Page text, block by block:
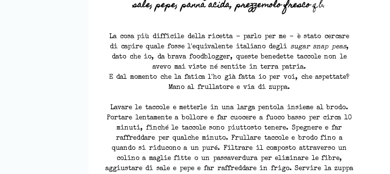
sale, pepe, panna acida, prezzemolo frescoq.b.
La cosa più difficile della ricetta - parlo per me - è stato cercare
di capire quale fosse l'equivalente italiano degli sugar snap peas,
dato che io, da brava foodblogger, queste benedette taccole non le
avevo mai viste né sentite in terra patria.
E dal momento che la fatica l'ho già fatta io per voi, che aspettate?
Mano al frullatore e via di zuppa.
Lavare le taccole e metterle in una larga pentola insieme al brodo.
Portare lentamente a bollore e far cuocere a fuoco basso per circa 10
minuti, finché le taccole sono piuttosto tenere. Spegnere e far
raffreddare per qualche minuto. Frullare taccole e brodo fino a
quando si riducono a un puré. Filtrare il composto attraverso un
colino a maglie fitte o un passaverdura per eliminare le fibre,
aggiustare di sale e pepe e far raffreddare in frigo. Servire la zuppa